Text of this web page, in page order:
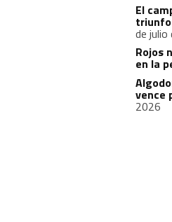
El
triunfo
de
Rojos
en la
vence
2026